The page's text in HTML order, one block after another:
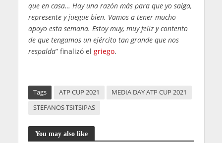
que en casa… Hay una razón más para que yo salga,
represente y juegue bien. Vamos a tener mucho
apoyo esta semana. Estoy muy, muy feliz y contento
de que tengamos un ejército tan grande que nos
respalda” finalizó el griego.
Tags ATP CUP 2021
MEDIA DAY ATP CUP 2021
STEFANOS TSITSIPAS
You may also like